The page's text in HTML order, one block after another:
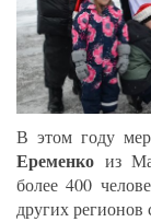
В этом году
Еременко из
более 400
других регионов